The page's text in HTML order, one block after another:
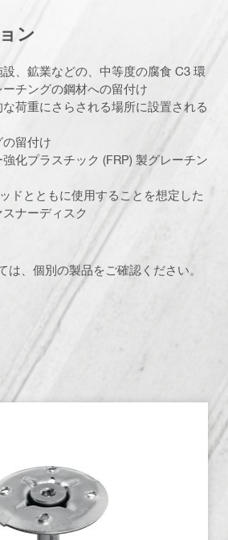
ン
、鉱業などの、中等度の腐食 C3 環
チングの鋼材への留付け
荷重にさらされる場所に設置される
留付け
化プラスチック (FRP) 製グレーチン
ドとともに使用することを想定した
ナーディスク
は、個別の製品をご確認ください。